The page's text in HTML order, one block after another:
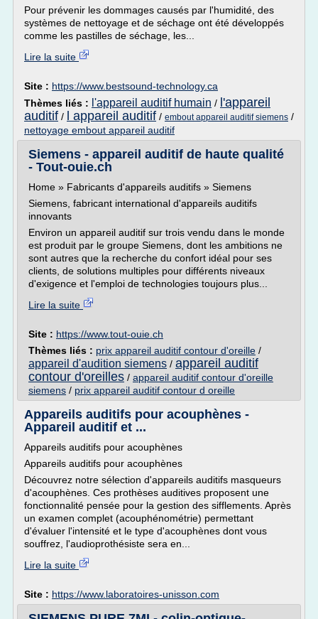
Pour prévenir les dommages causés par l'humidité, des
systèmes de nettoyage et de séchage ont été développés
comme les pastilles de séchage, les...
Lire la suite
Site : https://www.bestsound-technology.ca
Thèmes liés : l'appareil auditif humain / l'appareil
auditif / l appareil auditif / embout appareil auditif siemens /
nettoyage embout appareil auditif
Siemens - appareil auditif de haute qualité
- Tout-ouie.ch
Home » Fabricants d'appareils auditifs » Siemens
Siemens, fabricant international d'appareils auditifs
innovants
Environ un appareil auditif sur trois vendu dans le monde
est produit par le groupe Siemens, dont les ambitions ne
sont autres que la recherche du confort idéal pour ses
clients, de solutions multiples pour différents niveaux
d'exigence et l'emploi de technologies toujours plus...
Lire la suite
Site : https://www.tout-ouie.ch
Thèmes liés : prix appareil auditif contour d'oreille /
appareil d'audition siemens / appareil auditif
contour d'oreilles / appareil auditif contour d'oreille
siemens / prix appareil auditif contour d oreille
Appareils auditifs pour acouphènes -
Appareil auditif et ...
Appareils auditifs pour acouphènes
Appareils auditifs pour acouphènes
Découvrez notre sélection d'appareils auditifs masqueurs
d'acouphènes. Ces prothèses auditives proposent une
fonctionnalité pensée pour la gestion des sifflements. Après
un examen complet (acouphénométrie) permettant
d'évaluer l'intensité et le type d'acouphènes dont vous
souffrez, l'audioprothésiste sera en...
Lire la suite
Site : https://www.laboratoires-unisson.com